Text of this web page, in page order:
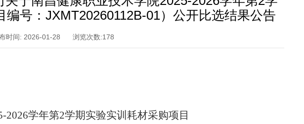
号：JXMT20260112B-01）公开比选结果公告
时间: 2026-01-28 浏览次数:178
学年第2学期实验实训耗材采购项目